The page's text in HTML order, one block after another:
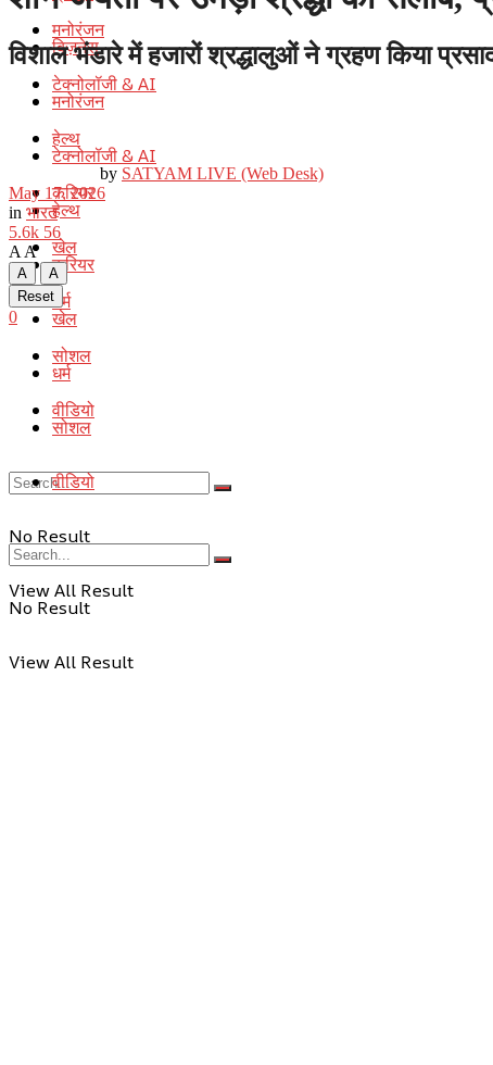
मनोरंजन
टेक्नोलॉजी & AI
हेल्थ
करियर
खेल
धर्म
सोशल
वीडियो
No Result
View All Result
बिज़नेस
मनोरंजन
टेक्नोलॉजी & AI
हेल्थ
करियर
खेल
धर्म
सोशल
वीडियो
No Result
View All Result
विशाल भंडारे में हजारों श्रद्धालुओं ने ग्रहण किया
by SATYAM LIVE (Web Desk)
May 17, 2026
in भारत
5.6k 56
A A
A
A
Reset
0